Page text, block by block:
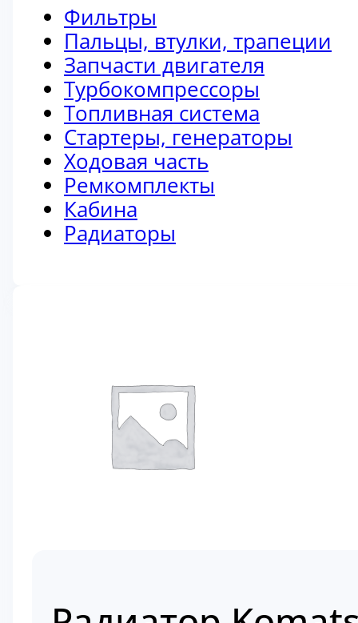
Фильтры
Пальцы, втулки, трапеции
Запчасти двигателя
Турбокомпрессоры
Топливная система
Стартеры, генераторы
Ходовая часть
Ремкомплекты
Кабина
Радиаторы